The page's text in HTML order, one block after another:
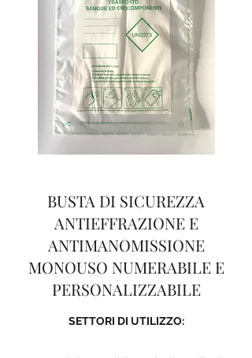
BUSTA DI SICUREZZA
ANTIEFFRAZIONE E
ANTIMANOMISSIONE
MONOUSO NUMERABILE E
PERSONALIZZABILE
SETTORI DI UTILIZZO:​